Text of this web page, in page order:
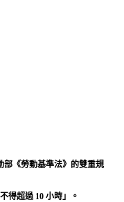
部《勞動基準法》的雙重規
得超過 10 小時」。